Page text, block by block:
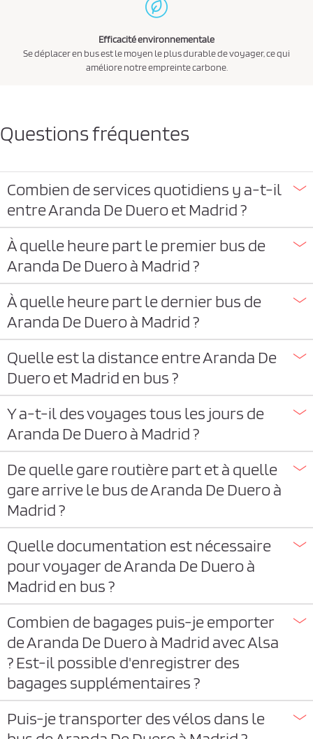
Efficacité environnementale
Se déplacer en bus est le moyen le plus durable de voyager, ce qui
améliore notre empreinte carbone.
Questions fréquentes
Combien de services quotidiens y a-t-il
entre Aranda De Duero et Madrid ?
À quelle heure part le premier bus de
Aranda De Duero à Madrid ?
À quelle heure part le dernier bus de
Aranda De Duero à Madrid ?
Quelle est la distance entre Aranda De
Duero et Madrid en bus ?
Y a-t-il des voyages tous les jours de
Aranda De Duero à Madrid ?
De quelle gare routière part et à quelle
gare arrive le bus de Aranda De Duero à
Madrid ?
Quelle documentation est nécessaire
pour voyager de Aranda De Duero à
Madrid en bus ?
Combien de bagages puis-je emporter
de Aranda De Duero à Madrid avec Alsa
? Est-il possible d'enregistrer des
bagages supplémentaires ?
Puis-je transporter des vélos dans le